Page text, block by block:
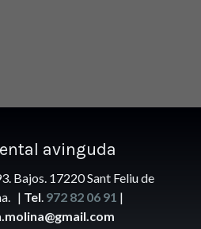
avinguda
Bajos. 17220 Sant Feliu de
| Tel. 972 82 06 91 |